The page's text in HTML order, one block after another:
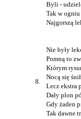
Byli -
Tak w ogniu
Najgorszą
8.
Nie były
Pomną to
Którym
Nocą się
Lecz ekstra
Dały plon
Gdy żaden
Tak dawne